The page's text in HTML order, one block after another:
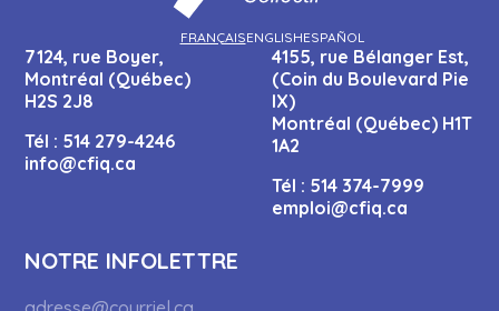
FRANÇAISENGLISHESPAÑOL
7124, rue Boyer,
Montréal (Québec)
H2S 2J8
Tél : 514 279-4246
info@cfiq.ca
4155, rue Bélanger Est,
(Coin du Boulevard Pie
IX)
Montréal (Québec) H1T
1A2
Tél : 514 374-7999
emploi@cfiq.ca
NOTRE INFOLETTRE